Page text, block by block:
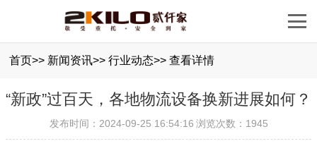
首页>> 新闻资讯>> 行业动态>> 查看详情
“新政”过百天，各地物流设备换新进展如何？
发布时间：2024-09-25 16:54:16 浏览次数：1945